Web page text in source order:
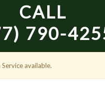
CALL
790-
available.